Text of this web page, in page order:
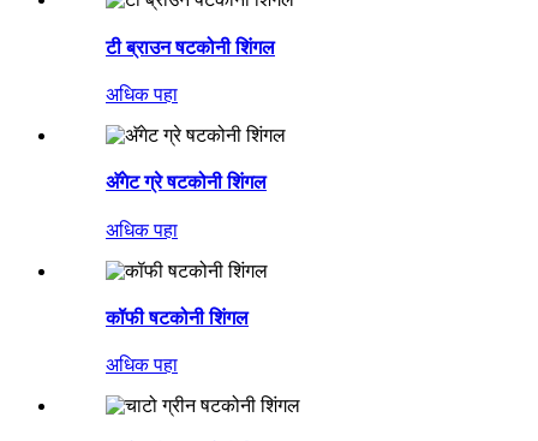
टी ब्राउन षटकोनी शिंगल
अधिक पहा
अ‍ॅगेट ग्रे षटकोनी शिंगल
अधिक पहा
कॉफी षटकोनी शिंगल
अधिक पहा